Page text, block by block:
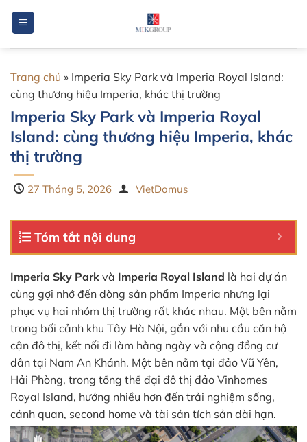
Bỏ
qua
Trang chủ » Imperia Sky Park và Imperia Royal Island:
cùng thương hiệu Imperia, khác thị trường
Imperia Sky Park và Imperia Royal
Island: cùng thương hiệu Imperia, khác
thị trường
27 Tháng 5, 2026 VietDomus
Tóm tắt nội dung
Imperia Sky Park và Imperia Royal Island là hai dự án
cùng gợi nhớ đến dòng sản phẩm Imperia nhưng lại
phục vụ hai nhóm thị trường rất khác nhau. Một bên nằm
trong bối cảnh khu Tây Hà Nội, gắn với nhu cầu căn hộ
cận đô thị, kết nối đi làm hằng ngày và cộng đồng cư
dân tại Nam An Khánh. Một bên nằm tại đảo Vũ Yên,
Hải Phòng, trong tổng thể đại đô thị đảo Vinhomes
Royal Island, hướng nhiều hơn đến trải nghiệm sống,
cảnh quan, second home và tài sản tích sản dài hạn.